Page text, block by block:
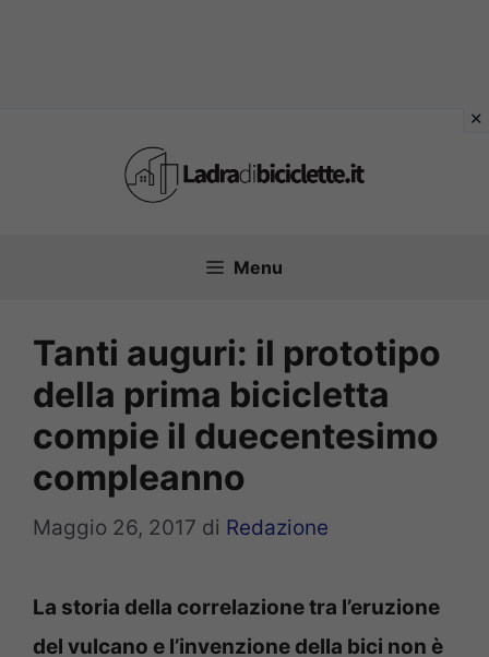
Menu
Tanti auguri: il prototipo
della prima bicicletta
compie il duecentesimo
compleanno
Maggio 26, 2017 di Redazione
La storia della correlazione tra l’eruzione
del vulcano e l’invenzione della bici non è